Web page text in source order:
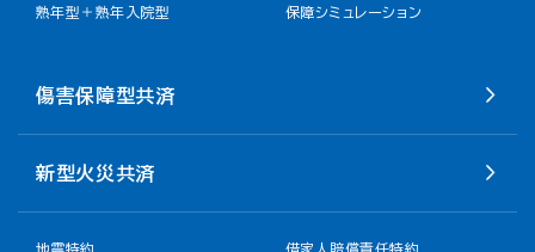
熟年型＋熟年入院型 保障シミュレーション
傷害保障型共済
新型火災共済
地震特約 借家人賠償責任特約